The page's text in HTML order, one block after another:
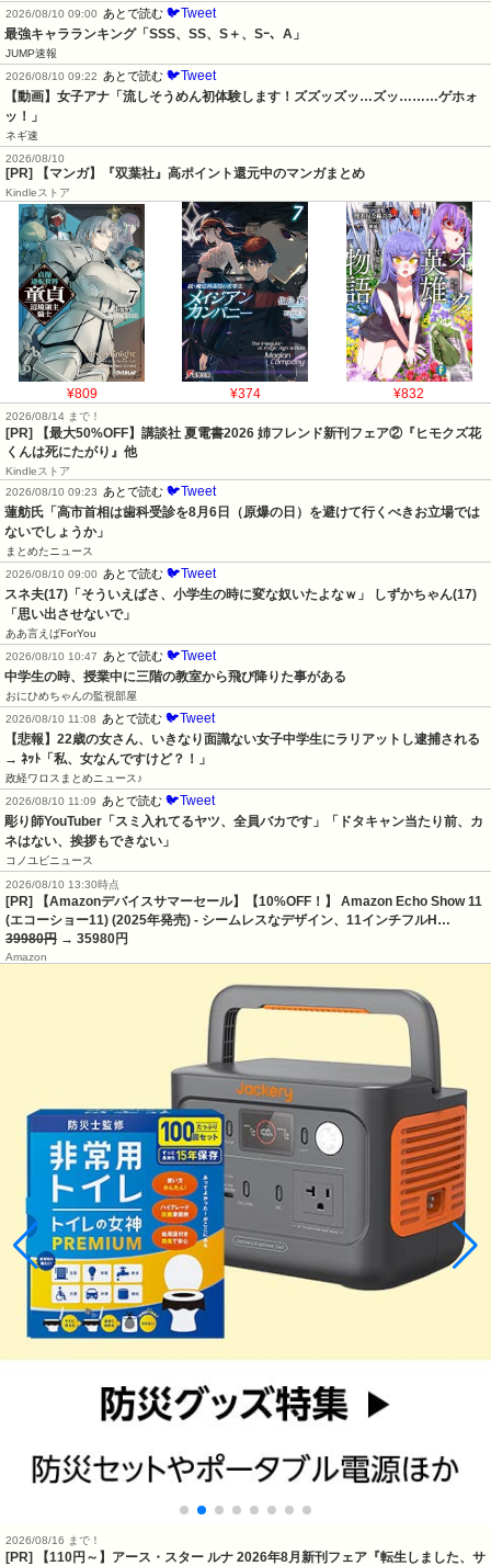
2026/08/10 09:00 あとで読む 🐦Tweet
最強キャラランキング「SSS、SS、S＋、Sｰ、A」
JUMP速報
2026/08/10 09:22
あとで読む 🐦Tweet
【動画】女子アナ「流しそうめん初体験します！ズズッズッ…ズッ………ゲホォ
ッ！」
ネギ速
2026/08/10
[PR] 【マンガ】『双葉社』高ポイント還元中のマンガまとめ
Kindleストア
¥809 ¥374 ¥832
2026/08/14 まで！
[PR] 【最大50%OFF】講談社 夏電書2026 姉フレンド新刊フェア②『ヒモクズ花
くんは死にたがり』他
Kindleストア
2026/08/10 09:23
あとで読む 🐦Tweet
蓮舫氏「高市首相は歯科受診を8月6日（原爆の日）を避けて行くべきお立場では
ないでしょうか」
まとめたニュース
2026/08/10 09:00
あとで読む 🐦Tweet
スネ夫(17)「そういえばさ、小学生の時に変な奴いたよなｗ」 しずかちゃん(17)
「思い出させないで」
ああ言えばForYou
2026/08/10 10:47
あとで読む 🐦Tweet
中学生の時、授業中に三階の教室から飛び降りた事がある
おにひめちゃんの監視部屋
2026/08/10 11:08
あとで読む 🐦Tweet
【悲報】22歳の女さん、いきなり面識ない女子中学生にラリアットし逮捕される
→ ﾈｯﾄ「私、女なんですけど？！」
政経ワロスまとめニュース♪
2026/08/10 11:09
あとで読む 🐦Tweet
彫り師YouTuber「スミ入れてるヤツ、全員バカです」「ドタキャン当たり前、カ
ネはない、挨拶もできない」
コノユビニュース
2026/08/10 13:30時点
[PR] 【Amazonデバイスサマーセール】【10%OFF！】 Amazon Echo Show 11
(エコーショー11) (2025年発売) - シームレスなデザイン、11インチフルH…
39980円 → 35980円
Amazon
2026/08/16 まで！
[PR] 【110円～】アース・スター ルナ 2026年8月新刊フェア『転生しました、サ